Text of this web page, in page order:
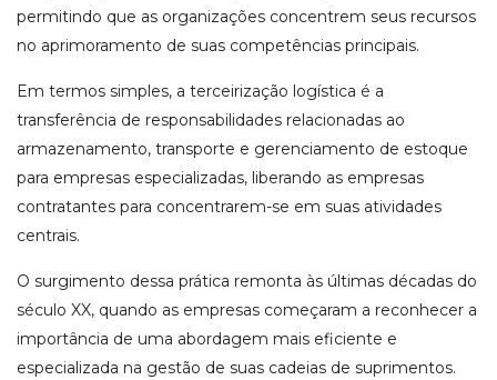
permitindo que as organizações concentrem seus recursos
no aprimoramento de suas competências principais.
Em termos simples, a terceirização logística é a
transferência de responsabilidades relacionadas ao
armazenamento, transporte e gerenciamento de estoque
para empresas especializadas, liberando as empresas
contratantes para concentrarem-se em suas atividades
centrais.
O surgimento dessa prática remonta às últimas décadas do
século XX, quando as empresas começaram a reconhecer a
importância de uma abordagem mais eficiente e
especializada na gestão de suas cadeias de suprimentos.